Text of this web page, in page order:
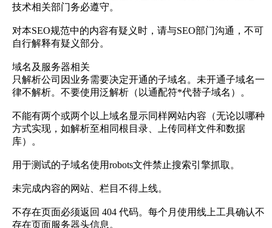
技术相关部门务必遵守。
对本SEO规范中的内容有疑义时，请与SEO部门沟通，不可
自行解释有疑义部分。
域名及服务器相关
只解析公司因业务需要决定开通的子域名。未开通子域名一
律不解析。不要使用泛解析（以通配符*代替子域名）。
不能有两个或两个以上域名显示同样网站内容（无论以哪种
方式实现，如解析至相同根目录、上传同样文件和数据
库）。
用于测试的子域名使用robots文件禁止搜索引擎抓取。
未完成内容的网站、栏目不得上线。
不存在页面必须返回 404 代码。每个月使用线上工具确认不
存在页面服务器头信息。